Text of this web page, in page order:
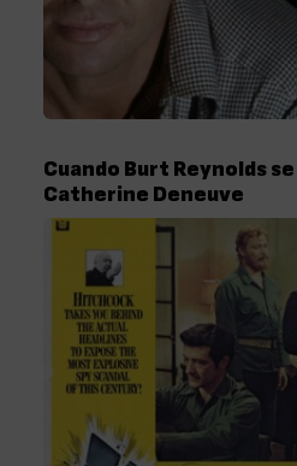
Cuando Burt Reynolds
Catherine Deneuve